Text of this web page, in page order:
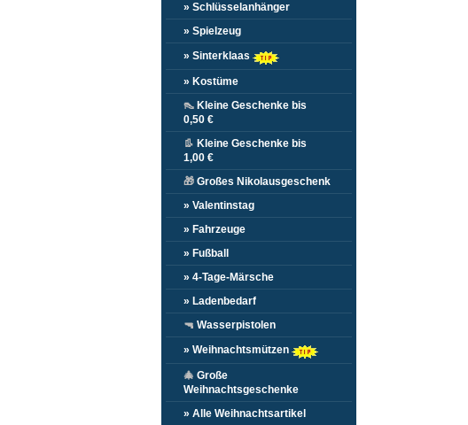
» Schlüsselanhänger
» Spielzeug
» Sinterklaas
» Kostüme
👠 Kleine Geschenke bis
0,50 €
👢 Kleine Geschenke bis
1,00 €
🎁 Großes Nikolausgeschenk
» Valentinstag
» Fahrzeuge
» Fußball
» 4-Tage-Märsche
» Ladenbedarf
🔫 Wasserpistolen
» Weihnachtsmützen
🎄 Große
Weihnachtsgeschenke
» Alle Weihnachtsartikel